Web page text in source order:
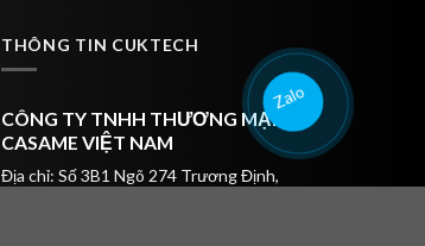
Zalo
Zalo
THÔNG TIN CUKTECH
CÔNG TY TNHH THƯƠNG MẠI
CASAME VIỆT NAM
Địa chỉ: Số 3B1 Ngõ 274 Trương Định,